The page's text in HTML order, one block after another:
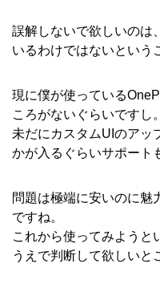
誤解しないで欲しいのは
いるわけではないという
現に僕が使っている
ころがないぐらいですし。
未だにカスタムUIのアッ
かが入るぐらいサポート
問題は極端に安いのに魅
ですね。
これから使ってみようと
うえで判断して欲しいと